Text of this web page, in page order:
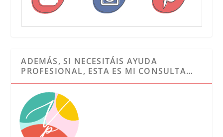
ADEMÁS, SI NECESITÁIS AYUDA
PROFESIONAL, ESTA ES MI CONSULTA…